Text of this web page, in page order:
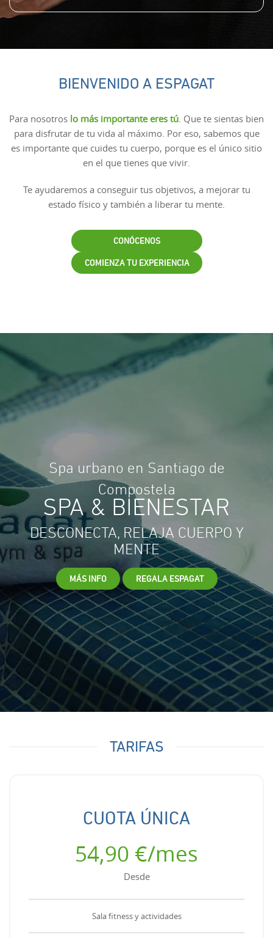
BIENVENIDO A ESPAGAT
Para nosotros lo más importante eres tú. Que te sientas bien
para disfrutar de tu vida al máximo. Por eso, sabemos que
es importante que cuides tu cuerpo, porque es el único sitio
en el que tienes que vivir.
Te ayudaremos a conseguir tus objetivos, a mejorar tu
estado físico y también a liberar tu mente.
CONÓCENOS
COMIENZA TU EXPERIENCIA
Spa urbano en Santiago de
Compostela
SPA & BIENESTAR
DESCONECTA, RELAJA CUERPO Y
MENTE
MÁS INFO REGALA ESPAGAT
TARIFAS
CUOTA ÚNICA
54,90 €/mes
Desde
Sala fitness y actividades